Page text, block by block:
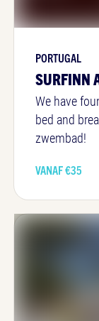
PORTUGAL
SURFINN
We have
bed and
zwembad!
VANAF €35